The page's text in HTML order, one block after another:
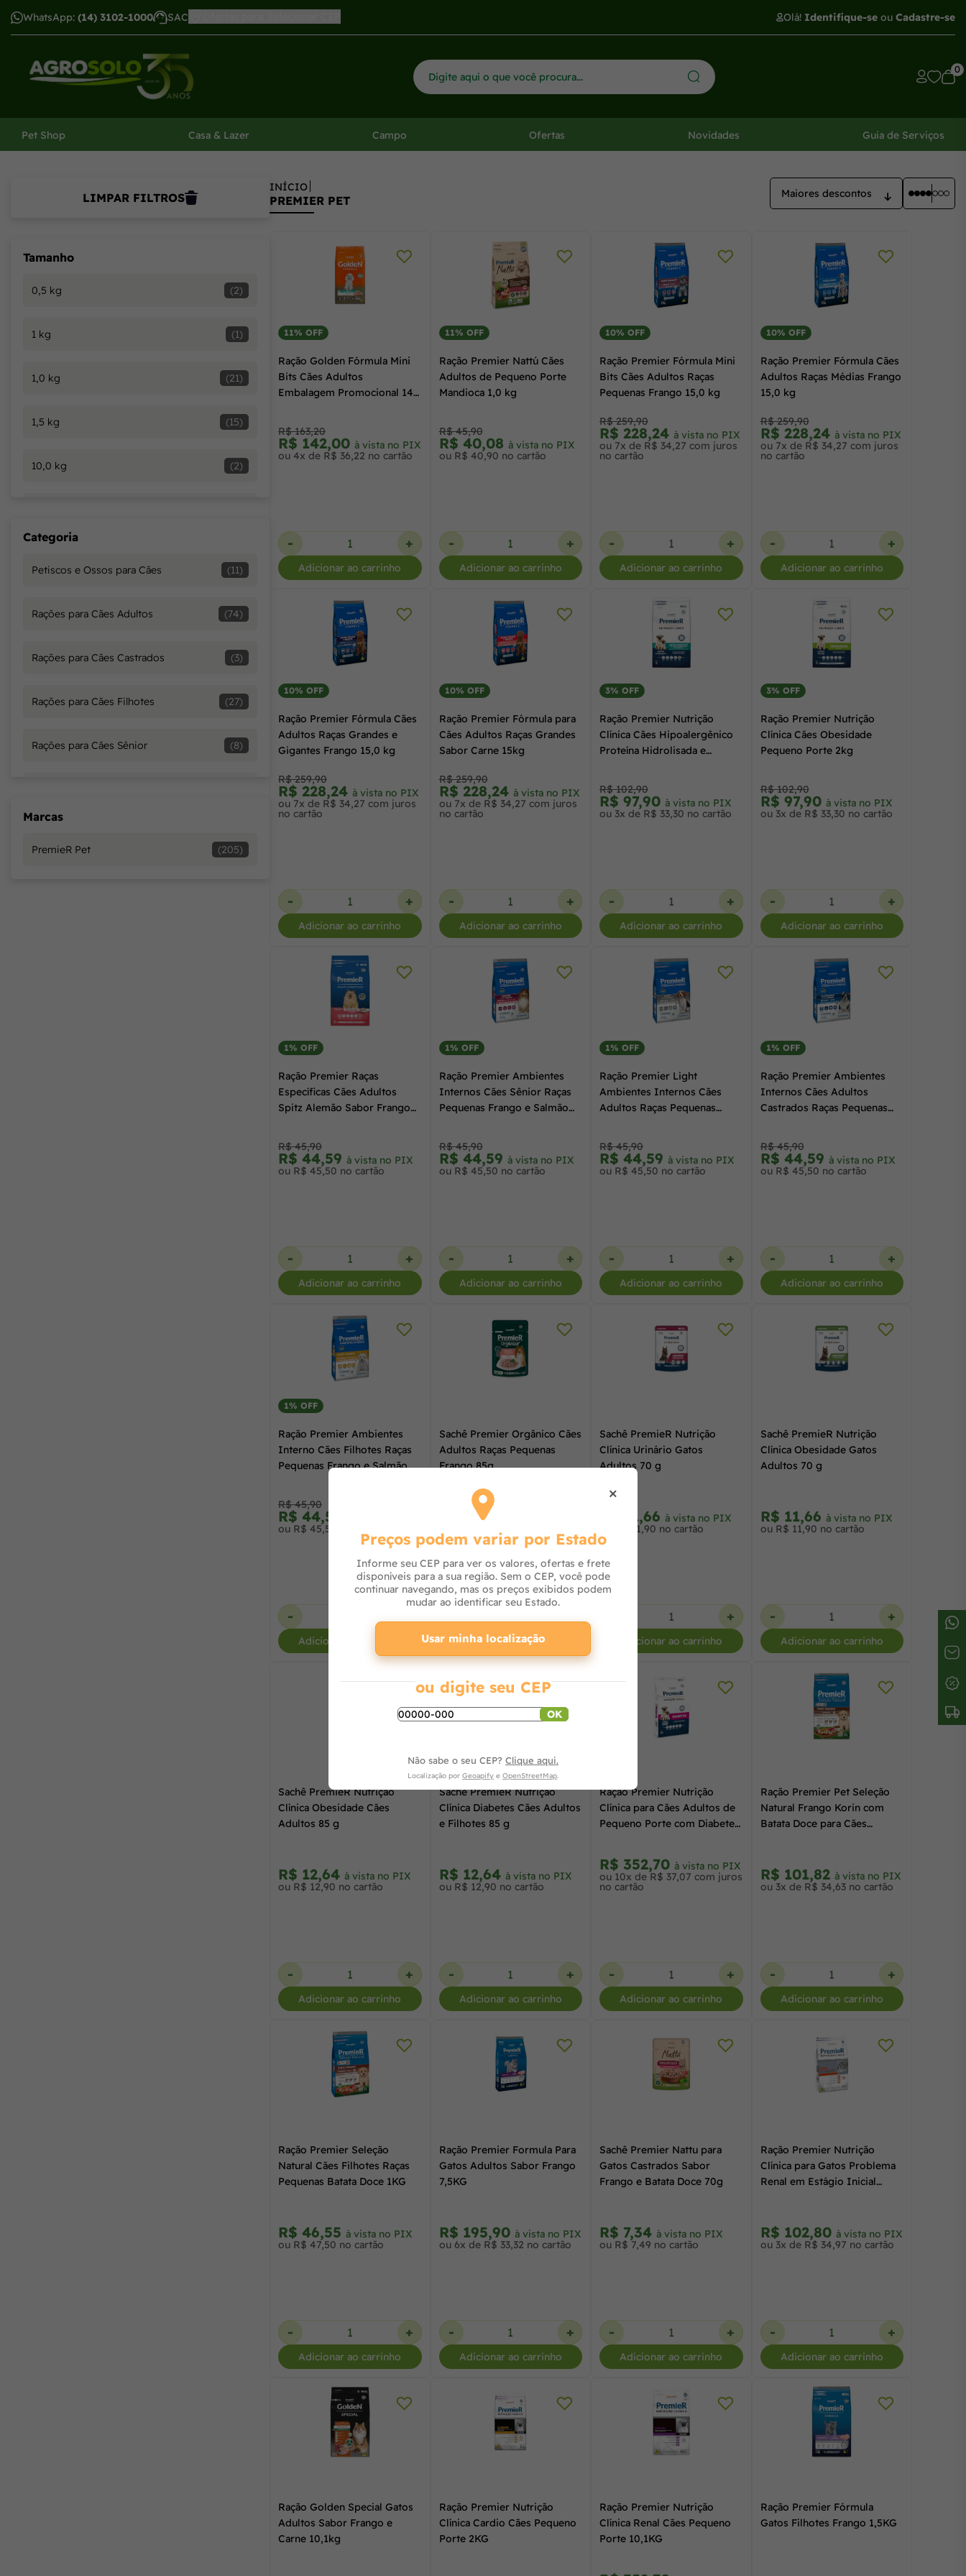
WhatsApp: (14) 3102-1000 SAC Olá! Identifique-se ou Cadastre-se
0
Pet Shop Casa & Lazer Campo Ofertas Novidades Guia de Serviços
menu
LIMPAR FILTROS
Tamanho
0,5 kg (2)
1 kg (1)
1,0 kg (21)
1,5 kg (15)
10,0 kg (2)
2,5 kg
(4)
Categoria
Petiscos e Ossos para Cães (11)
Rações para Cães Adultos (74)
Rações para Cães Castrados (3)
Rações para Cães Filhotes (27)
Rações para Cães Sênior (8)
Marcas
PremieR Pet (205)
INÍCIO
PREMIER PET
11% OFF
Ração Golden Fórmula Mini
Bits Cães Adultos
Embalagem Promocional 14
R$ 163,20
R$ 142,00 à vista no PIX
ou 4x de R$ 36,22 no cartão
- +
Adicionar ao carrinho
11% OFF
Ração Premier Nattú Cães
Adultos de Pequeno Porte
Mandioca 1,0 kg
R$ 45,90
R$ 40,08 à vista no PIX
ou R$ 40,90 no cartão
- +
Adicionar ao carrinho
10% OFF
Ração Premier Fórmula Mini
Bits Cães Adultos Raças
Pequenas Frango 15,0 kg
R$ 259,90
R$ 228,24 à vista no PIX
ou 7x de R$ 34,27 com juros
no cartão
- +
Adicionar ao carrinho
10% OFF
Ração Premier Fórmula Cães
Adultos Raças Médias Frango
15,0 kg
R$ 259,90
R$ 228,24 à vista no PIX
ou 7x de R$ 34,27 com juros
no cartão
- +
Adicionar ao carrinho
10% OFF
Ração Premier Fórmula Cães
Adultos Raças Grandes e
Gigantes Frango 15,0 kg
R$ 259,90
R$ 228,24 à vista no PIX
ou 7x de R$ 34,27 com juros
no cartão
- +
Adicionar ao carrinho
10% OFF
Ração Premier Fórmula para
Cães Adultos Raças Grandes
Sabor Carne 15kg
R$ 259,90
R$ 228,24 à vista no PIX
ou 7x de R$ 34,27 com juros
no cartão
- +
Adicionar ao carrinho
3% OFF
Ração Premier Nutrição
Clínica Cães Hipoalergênico
Proteína Hidrolisada e
R$ 102,90
R$ 97,90 à vista no PIX
ou 3x de R$ 33,30 no cartão
- +
Adicionar ao carrinho
3% OFF
Ração Premier Nutrição
Clínica Cães Obesidade
Pequeno Porte 2kg
R$ 102,90
R$ 97,90 à vista no PIX
ou 3x de R$ 33,30 no cartão
- +
Adicionar ao carrinho
1% OFF
Ração Premier Raças
Específicas Cães Adultos
Spitz Alemão Sabor Frango
R$ 45,90
R$ 44,59 à vista no PIX
ou R$ 45,50 no cartão
- +
Adicionar ao carrinho
1% OFF
Ração Premier Ambientes
Internos Cães Sênior Raças
Pequenas Frango e Salmão
R$ 45,90
R$ 44,59 à vista no PIX
ou R$ 45,50 no cartão
- +
Adicionar ao carrinho
1% OFF
Ração Premier Light
Ambientes Internos Cães
Adultos Raças Pequenas
R$ 45,90
R$ 44,59 à vista no PIX
ou R$ 45,50 no cartão
- +
Adicionar ao carrinho
1% OFF
Ração Premier Ambientes
Internos Cães Adultos
Castrados Raças Pequenas
R$ 45,90
R$ 44,59 à vista no PIX
ou R$ 45,50 no cartão
- +
Adicionar ao carrinho
1% OFF
Ração Premier Ambientes
Interno Cães Filhotes Raças
Pequenas Frango e Salmão
R$ 45,90
R$ 44,59
ou R$ 45,50 no cartão
-
Adicionar ao carrinho
Sachê Premier Orgânico Cães
Adultos Raças Pequenas
Frango 85g
R$ 8,81
Adicionar ao carrinho
Sachê PremieR Nutrição
Clínica Urinário Gatos
Adultos 70 g
R$ 11,66 à vista no PIX
ou R$ 11,90 no cartão
+
Adicionar ao carrinho
Sachê PremieR Nutrição
Clínica Obesidade Gatos
Adultos 70 g
R$ 11,66 à vista no PIX
ou R$ 11,90 no cartão
- +
Adicionar ao carrinho
Sachê PremieR Nutrição
Clínica Obesidade Cães
Adultos 85 g
R$ 12,64 à vista no PIX
ou R$ 12,90 no cartão
- +
Adicionar ao carrinho
Sachê PremieR Nutrição
Clínica Diabetes Cães Adultos
e Filhotes 85 g
R$ 12,64 à vista no PIX
ou R$ 12,90 no cartão
- +
Adicionar ao carrinho
Ração Premier Nutrição
Clínica para Cães Adultos de
Pequeno Porte com Diabetes
R$ 352,70 à vista no PIX
ou 10x de R$ 37,07 com juros
no cartão
- +
Adicionar ao carrinho
Ração Premier Pet Seleção
Natural Frango Korin com
Batata Doce para Cães
R$ 101,82 à vista no PIX
ou 3x de R$ 34,63 no cartão
- +
Adicionar ao carrinho
Ração Premier Seleção
Natural Cães Filhotes Raças
Pequenas Batata Doce 1KG
R$ 46,55 à vista no PIX
ou R$ 47,50 no cartão
- +
Adicionar ao carrinho
Ração Premier Formula Para
Gatos Adultos Sabor Frango
7,5KG
R$ 195,90 à vista no PIX
ou 6x de R$ 33,32 no cartão
- +
Adicionar ao carrinho
Sachê Premier Nattu para
Gatos Castrados Sabor
Frango e Batata Doce 70g
R$ 7,34 à vista no PIX
ou R$ 7,49 no cartão
- +
Adicionar ao carrinho
Ração Premier Nutrição
Clínica para Gatos Problema
Renal em Estágio Inicial
R$ 102,80 à vista no PIX
ou 3x de R$ 34,97 no cartão
- +
Adicionar ao carrinho
Ração Golden Special Gatos
Adultos Sabor Frango e
Carne 10,1kg
Ração Premier Nutrição
Clínica Cardio Cães Pequeno
Porte 2KG
Ração Premier Nutrição
Clínica Renal Cães Pequeno
Porte 10,1KG
Ração Premier Fórmula
Gatos Filhotes Frango 1,5KG
×
Preços podem variar por Estado
Informe seu CEP para ver os valores, ofertas e frete
disponíveis para a sua região. Sem o CEP, você pode
continuar navegando, mas os preços exibidos podem
mudar ao identificar seu Estado.
Usar minha localização
ou digite seu CEP
OK
Não sabe o seu CEP? Clique aqui.
Localização por Geoapify e OpenStreetMap.